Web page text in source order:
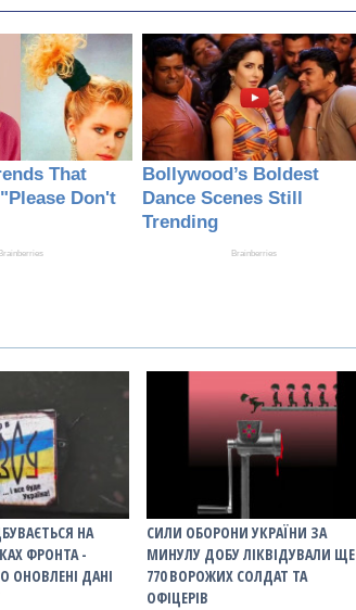
НА
ФРОНТА -
ОНОВЛЕНІ ДАНІ
СИЛИ ОБОРОНИ УКРАЇНИ ЗА
МИНУЛУ ДОБУ ЛІКВІДУВАЛИ ЩЕ
770 ВОРОЖИХ СОЛДАТ ТА
ОФІЦЕРІВ